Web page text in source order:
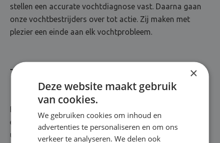
stellen een accurate vochtdiagnose vast. Daarna gaan
onze vochtbestrijders over tot actie. Zij maken met
plezier een einde aan elk vochtprobleem.
Totaalrenovatie van A tot Z
Bij Dry Plan staat kwaliteit met stip op één. Jarenlange
ervaring? Kennis over de nieuwste technieken? Een
uitgebreid arsenaal aan topproducten? Die zitten
×
Deze website maakt gebruik
van cookies.
We gebruiken cookies om inhoud en
advertenties te personaliseren en om ons
verkeer te analyseren. We delen ook